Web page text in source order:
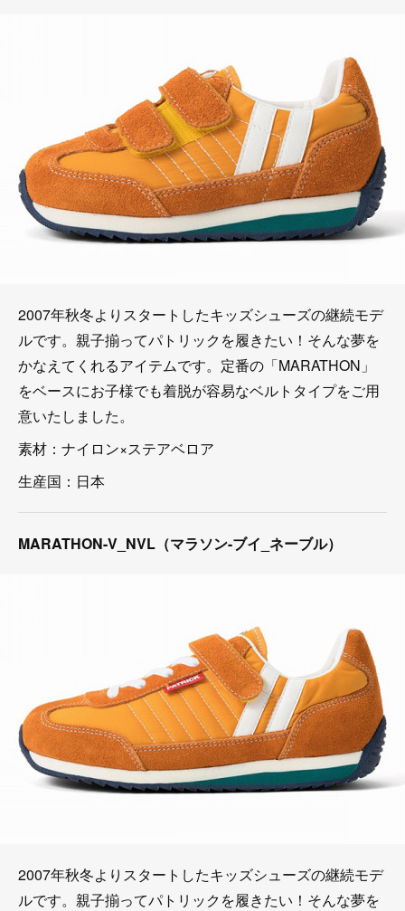
2007年秋冬よりスタートしたキッズシューズの継続モデ
ルです。親子揃ってパトリックを履きたい！そんな夢を
かなえてくれるアイテムです。定番の「MARATHON」
をベースにお子様でも着脱が容易なベルトタイプをご用
意いたしました。
素材：ナイロン×ステアベロア
生産国：日本
MARATHON-V_NVL（マラソン-ブイ_ネーブル）
2007年秋冬よりスタートしたキッズシューズの継続モデ
ルです。親子揃ってパトリックを履きたい！そんな夢を